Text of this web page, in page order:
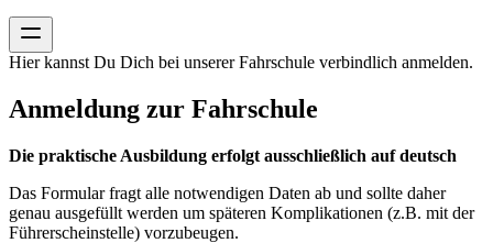
Hier kannst Du Dich bei unserer Fahrschule verbindlich anmelden.
Anmeldung zur Fahrschule
Die praktische Ausbildung erfolgt ausschließlich auf deutsch
Das Formular fragt alle notwendigen Daten ab und sollte daher
genau ausgefüllt werden um späteren Komplikationen (z.B. mit der
Führerscheinstelle) vorzubeugen.